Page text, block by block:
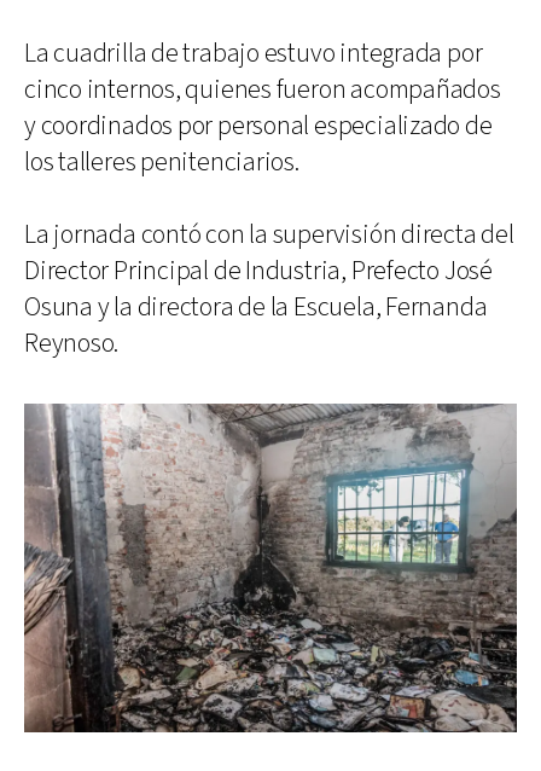
La cuadrilla de trabajo estuvo integrada por
cinco internos, quienes fueron acompañados
y coordinados por personal especializado de
los talleres penitenciarios.
La jornada contó con la supervisión directa del
Director Principal de Industria, Prefecto José
Osuna y la directora de la Escuela, Fernanda
Reynoso.